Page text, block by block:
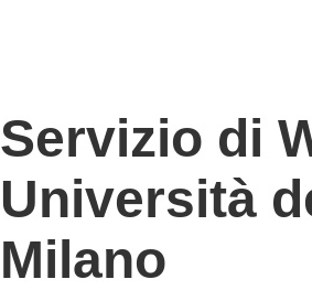
Servizio di
Università
Milano